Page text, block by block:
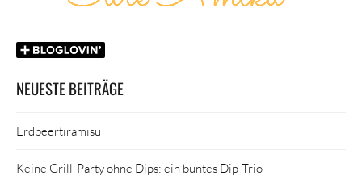
NEUESTE BEITRÄGE
Erdbeertiramisu
Keine Grill-Party ohne Dips: ein buntes Dip-Trio